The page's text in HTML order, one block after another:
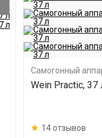
Самогонный
Wein Practic, 37
14 отзывов